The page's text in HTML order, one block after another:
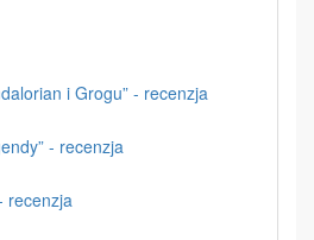
i Grogu” - recenzja
- recenzja
recenzja